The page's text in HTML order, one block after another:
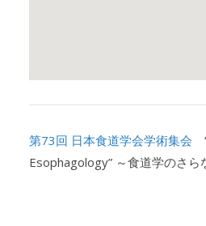
第73回 日本食道学会学術集会
Esophagology” ～食道学のさら